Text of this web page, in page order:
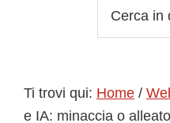
web
Ti trovi qui: Home /
e IA: minaccia o